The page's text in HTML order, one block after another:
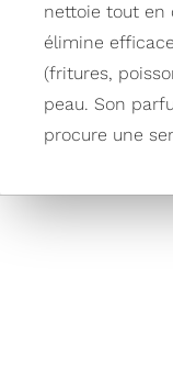
nettoie tout en
élimine
(fritures,
peau. Son
procure une